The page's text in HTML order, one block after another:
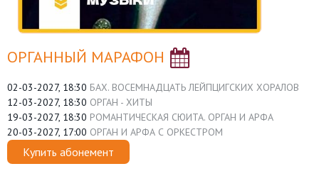
ОРГАННЫЙ МАРАФОН
02-03-2027, 18:30 БАХ. ВОСЕМНАДЦАТЬ ЛЕЙПЦИГСКИХ ХОРАЛОВ
12-03-2027, 18:30 ОРГАН - ХИТЫ
19-03-2027, 18:30 РОМАНТИЧЕСКАЯ СЮИТА. ОРГАН И АРФА
20-03-2027, 17:00 ОРГАН И АРФА С ОРКЕСТРОМ
Купить абонемент